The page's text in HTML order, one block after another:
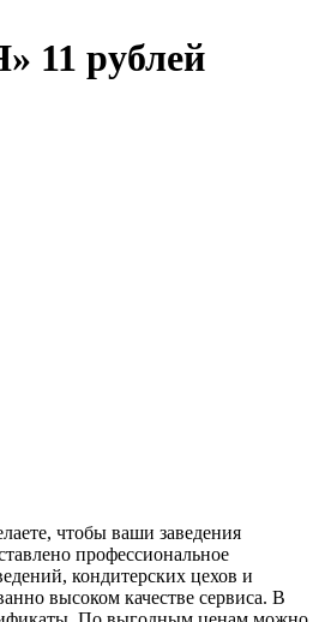
11 рублей
чтобы ваши заведения
профессиональное
кондитерских цехов и
высоком качестве сервиса. В